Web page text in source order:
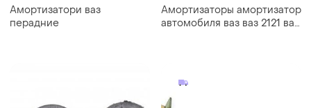
Амортизатори ваз
перадние
Амортизаторы амортизатор
автомобиля ваз ваз 2121 ваз